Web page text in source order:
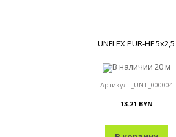
UNFLEX PUR-HF 5x2,5
В наличии 20 м
Артикул: _UNT_000004
13.21 BYN